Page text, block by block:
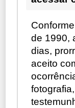
de 1990,
dias,
aceito